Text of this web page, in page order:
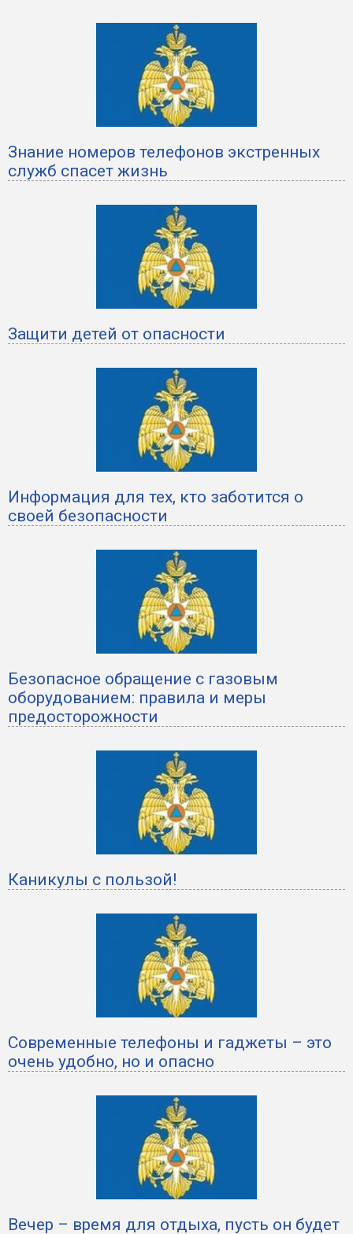
Знание номеров телефонов экстренных
служб спасет жизнь
Защити детей от опасности
Информация для тех, кто заботится о
своей безопасности
Безопасное обращение с газовым
оборудованием: правила и меры
предосторожности
Каникулы с пользой!
Современные телефоны и гаджеты – это
очень удобно, но и опасно
Вечер – время для отдыха, пусть он будет